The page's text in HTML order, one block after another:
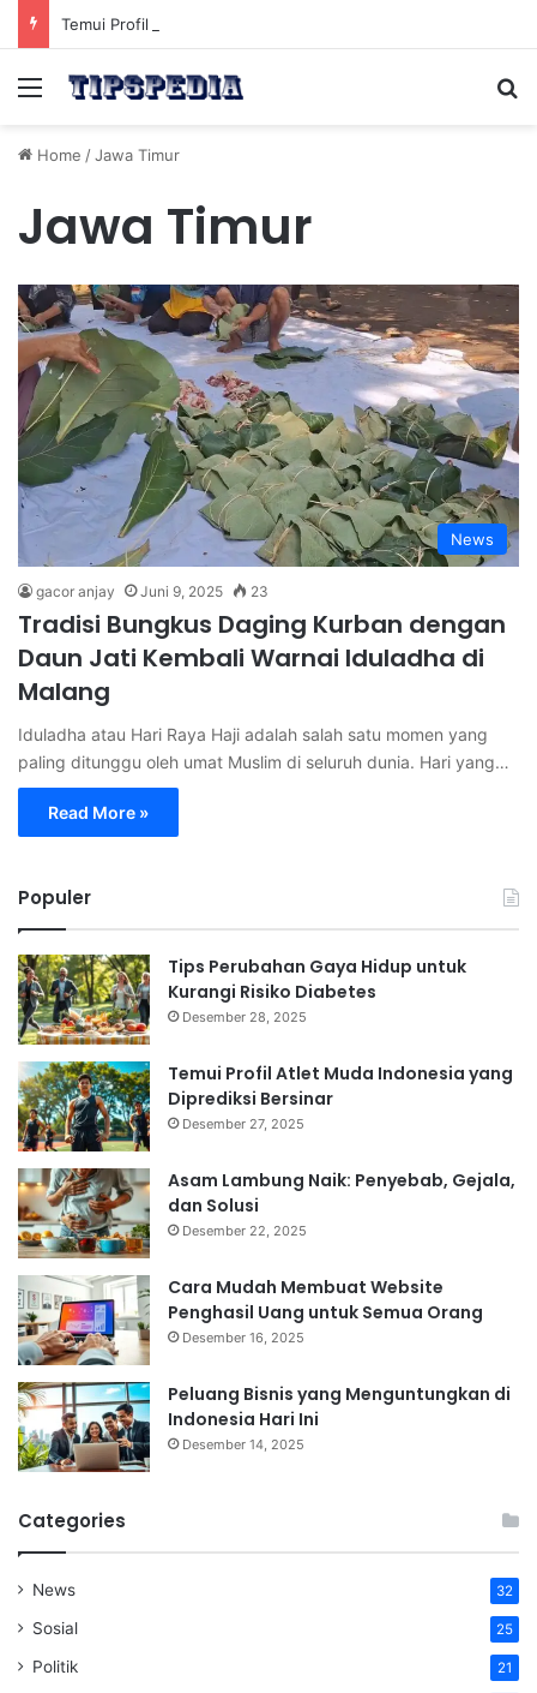
Menu
Home /Jawa Timur
Jawa Timur
News
gacor anjay Juni 9, 2025 23
Tradisi Bungkus Daging Kurban dengan
Daun Jati Kembali Warnai Iduladha di
Malang
Iduladha atau Hari Raya Haji adalah salah satu momen yang
paling ditunggu oleh umat Muslim di seluruh dunia. Hari yang…
Read More »
Populer
Tips Perubahan Gaya Hidup untuk
Kurangi Risiko Diabetes
Desember 28, 2025
Temui Profil Atlet Muda Indonesia yang
Diprediksi Bersinar
Desember 27, 2025
Asam Lambung Naik: Penyebab, Gejala,
dan Solusi
Desember 22, 2025
Cara Mudah Membuat Website
Penghasil Uang untuk Semua Orang
Desember 16, 2025
Peluang Bisnis yang Menguntungkan di
Indonesia Hari Ini
Desember 14, 2025
Categories
News 32
Sosial 25
Politik 21